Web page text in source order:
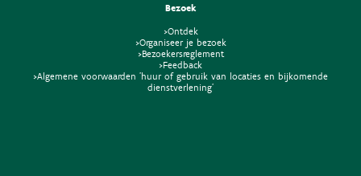
Bezoek
>Ontdek
>Organiseer je bezoek
>Bezoekersreglement
>Feedback
>Algemene voorwaarden 'huur of gebruik van locaties en bijkomende
dienstverlening'